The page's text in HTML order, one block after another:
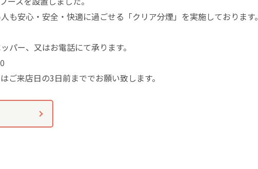
も安心・安全・快適に過ごせる「クリア分煙」を実施しております。
パー、又はお電話にて承ります。
ご来店日の3日前まででお願い致します。